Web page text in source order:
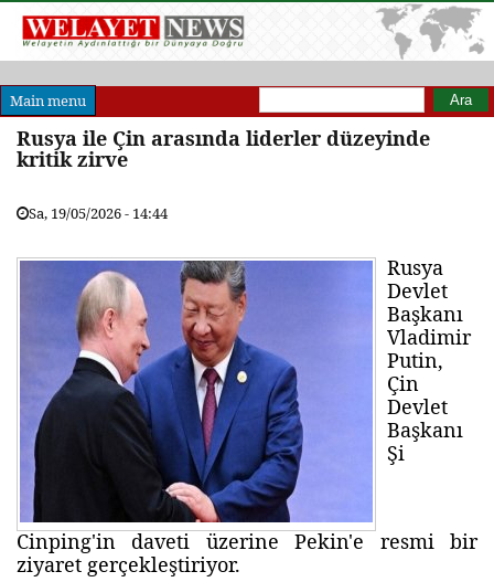
Main menu Arama formu
Ara
Rusya ile Çin arasında liderler düzeyinde
kritik zirve
Sa, 19/05/2026 - 14:44
Rusya
Devlet
Başkanı
Vladimir
Putin,
Çin
Devlet
Başkanı
Şi
Cinping'in daveti üzerine Pekin'e resmi bir
ziyaret gerçekleştiriyor.